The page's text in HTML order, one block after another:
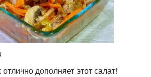
дополняет этот салат!